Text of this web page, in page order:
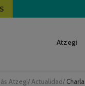
Atzegi/ Actualidad/
Atzegi